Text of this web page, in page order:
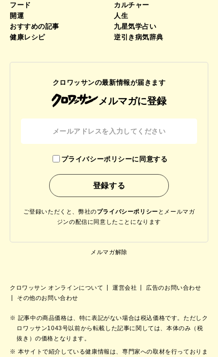
フード
カルチャー
開運
人生
おすすめの記事
九星気学占い
健康レシピ
逆引き病気辞典
クロワッサンの最新情報が届きます
メルマガに登録
プライバシーポリシーに同意する
ご登録いただくと、弊社のプライバシーポリシー と メールマガ
ジンの配信に同意したことになります
メルマガ解除
クロワッサン オンラインについて 運営会社
広告のお問い合わせ
その他のお問い合わせ
記事中の商品価格は、特に表記がない場合は税込価格です。ただしク
ロワッサン1043号以前から転載した記事に関しては、本体のみ（税
抜き）の価格となります。
本サイトで紹介している健康情報は、専門家への取材を行っておりま